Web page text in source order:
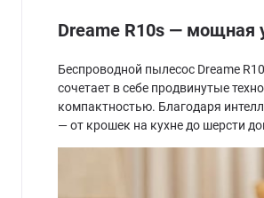
Dreame R10s — мощная
Беспроводной пылесос Dreame
сочетает в себе продвинутые
компактностью. Благодаря
— от крошек на кухне до шерсти